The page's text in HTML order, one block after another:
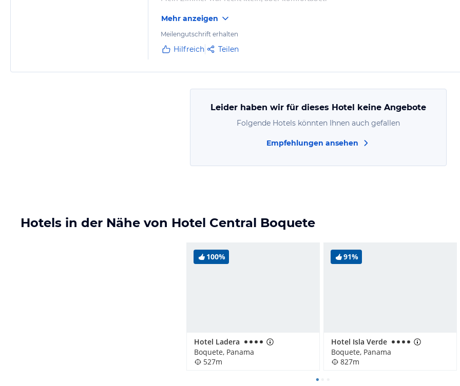
Mehr anzeigen
Meilengutschrift erhalten
Hilfreich Teilen
Leider haben wir für dieses Hotel keine Angebote
Folgende Hotels könnten Ihnen auch gefallen
Empfehlungen ansehen
Hotels in der Nähe von Hotel Central Boquete
100%
Hotel Ladera
Boquete, Panama
527m
91%
Hotel Isla Verde
Boquete, Panama
827m